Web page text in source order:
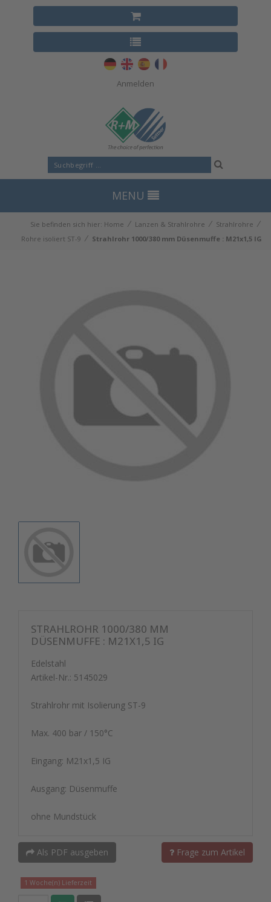
Anmelden
MENU
Sie befinden sich hier: Home ⁄ Lanzen & Strahlrohre ⁄ Strahlrohre ⁄
Rohre isoliert ST-9 ⁄ Strahlrohr 1000/380 mm Düsenmuffe : M21x1,5 IG
STRAHLROHR 1000/380 MM
DÜSENMUFFE : M21X1,5 IG
Edelstahl
Artikel-Nr.: 5145029
Strahlrohr mit Isolierung ST-9
Max. 400 bar / 150°C
Eingang: M21x1,5 IG
Ausgang: Düsenmuffe
ohne Mundstück
Als PDF ausgeben Frage zum Artikel
1 Woche(n) Lieferzeit